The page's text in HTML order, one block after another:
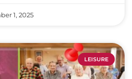
1, 2025
LEISURE